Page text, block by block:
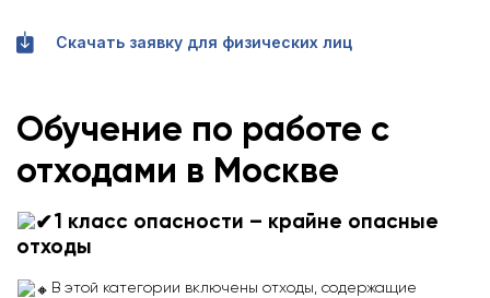
Скачать заявку для физических лиц
Обучение по работе с
отходами в Москве
1 класс опасности – крайне опасные
отходы
В этой категории включены отходы, содержащие